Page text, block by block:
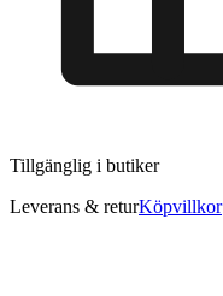
Tillgänglig i butiker
Leverans & returKöpvillkor